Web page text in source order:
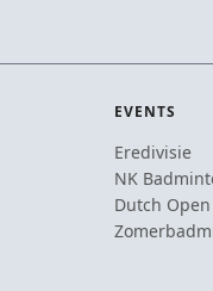
EVENTS
Eredivisie
NK
Dutch Open